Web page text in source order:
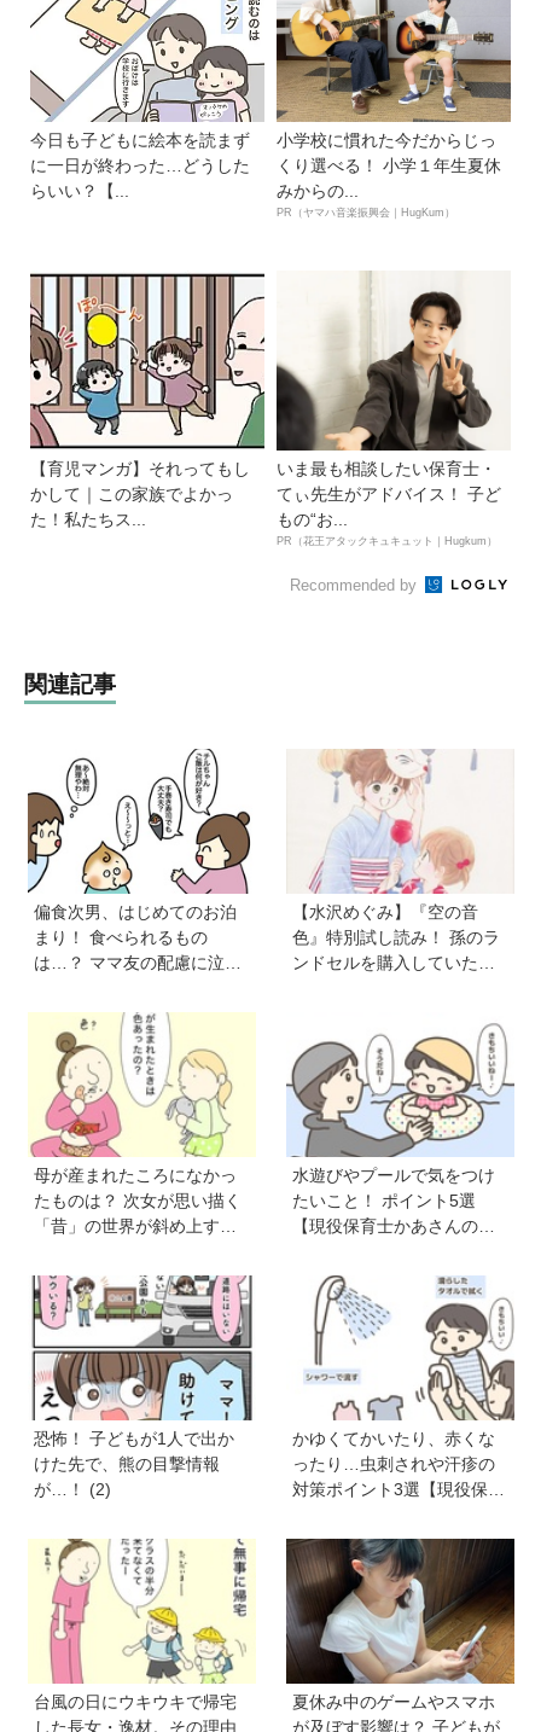
今日も子どもに絵本を読まず
に一日が終わった…どうした
らいい？【...
小学校に慣れた今だからじっ
くり選べる！ 小学１年生夏休
みからの...
PR（ヤマハ音楽振興会｜HugKum）
【育児マンガ】それってもし
かして｜この家族でよかっ
た！私たちス...
いま最も相談したい保育士・
てぃ先生がアドバイス！ 子ど
もの“お...
PR（花王アタックキュキュット｜Hugkum）
Recommended by
関連記事
偏食次男、はじめてのお泊
まり！ 食べられるもの
は…？ ママ友の配慮に泣い
べるの！？】vol.53
【水沢めぐみ】『空の音
色』特別試し読み！ 孫のラ
ンドセルを購入していた
発売＆8月31日まで７話無料
公開中》
母が産まれたころになかっ
たものは？ 次女が思い描く
「昔」の世界が斜め上すぎ
水遊びやプールで気をつけ
たいこと！ ポイント5選
【現役保育士かあさんの子
恐怖！ 子どもが1人で出か
けた先で、熊の目撃情報
が…！ (2)
かゆくてかいたり、赤くな
ったり…虫刺されや汗疹の
対策ポイント3選【現役保育
ト】
台風の日にウキウキで帰宅
した長女・逸材。その理由
夏休み中のゲームやスマホ
が及ぼす影響は？ 子どもが